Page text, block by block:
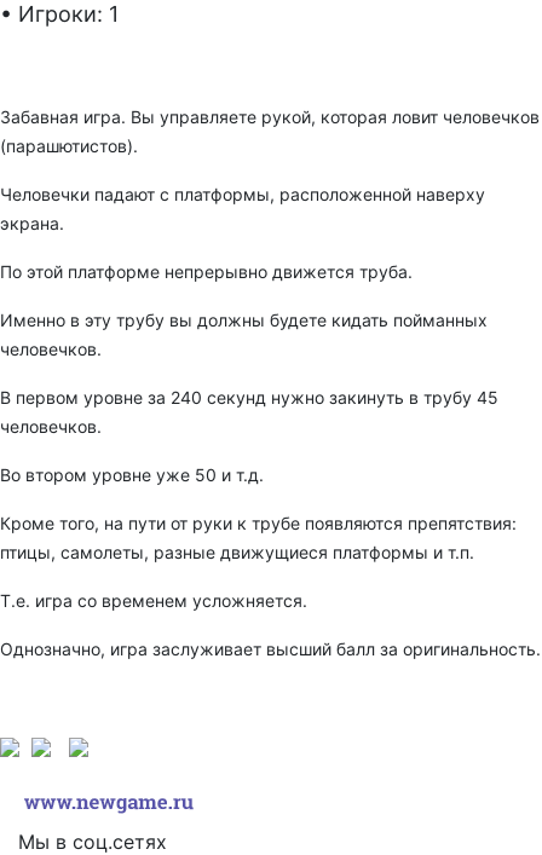
• Игроки: 1
Забавная игра. Вы управляете рукой, которая ловит человечков
(парашютистов).
Человечки падают с платформы, расположенной наверху
экрана.
По этой платформе непрерывно движется труба.
Именно в эту трубу вы должны будете кидать пойманных
человечков.
В первом уровне за 240 секунд нужно закинуть в трубу 45
человечков.
Во втором уровне уже 50 и т.д.
Кроме того, на пути от руки к трубе появляются препятствия:
птицы, самолеты, разные движущиеся платформы и т.п.
Т.е. игра со временем усложняется.
Однозначно, игра заслуживает высший балл за оригинальность.
Мы в соц.сетях